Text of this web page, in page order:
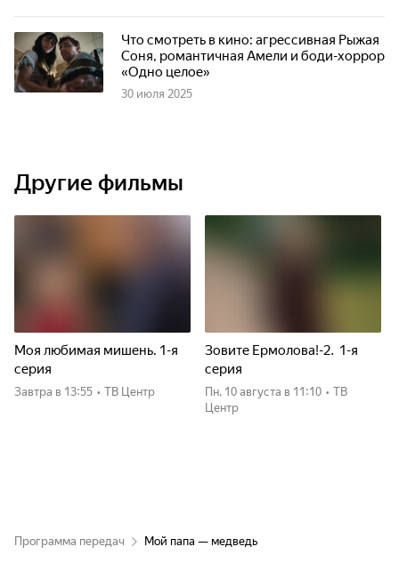
Что смотреть в кино: агрессивная Рыжая
Соня, романтичная Амели и боди-хоррор
«Одно целое»
30 июля 2025
Другие фильмы
Моя любимая мишень. 1-я
серия
Завтра в 13:55 • ТВ Центр
Зовите Ермолова!-2. 1-я
серия
пн, 10 августа в 11:10 • ТВ
Центр
Программа передач Мой папа — медведь